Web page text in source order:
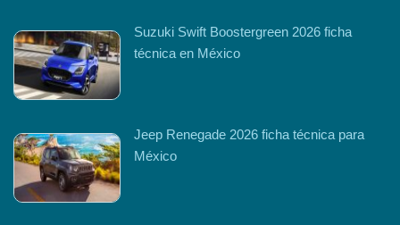
Suzuki Swift Boostergreen 2026 ficha
técnica en México
Jeep Renegade 2026 ficha técnica para
México